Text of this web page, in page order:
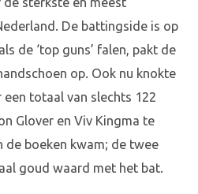
De battingside is op
de ‘top guns’ falen, pakt de
op. Ook nu knokte
een totaal van slechts 122
Glover en Viv Kingma te
de boeken kwam; de twee
goud waard met het bat.